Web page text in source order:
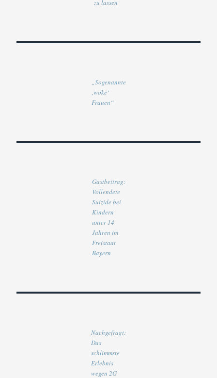
zu lassen
„Sogenannte
‚woke‘
Frauen“
Gastbeitrag:
Vollendete
Suizide bei
Kindern
unter 14
Jahren im
Freistaat
Bayern
Nachgefragt:
Das
schlimmste
Erlebnis
wegen 2G